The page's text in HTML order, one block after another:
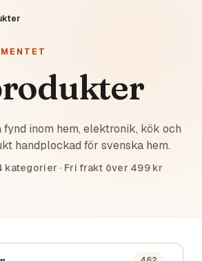
inom hem, elektronik, kök och
handplockad för svenska hem.
kategorier · Fri frakt över 499 kr